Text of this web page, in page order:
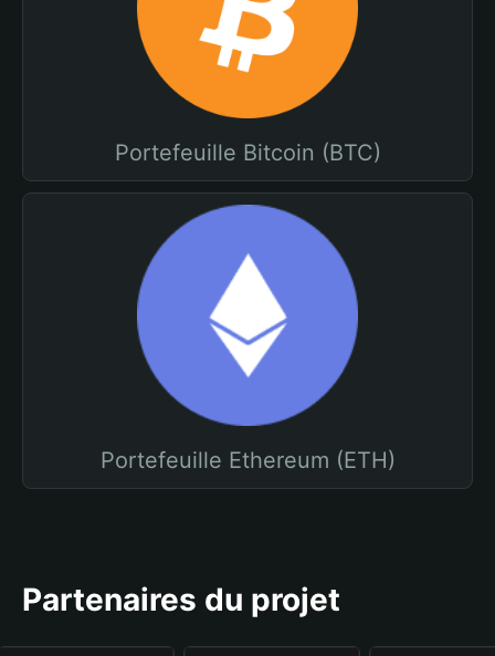
Portefeuille Bitcoin (BTC)
Portefeuille Ethereum (ETH)
Partenaires du projet